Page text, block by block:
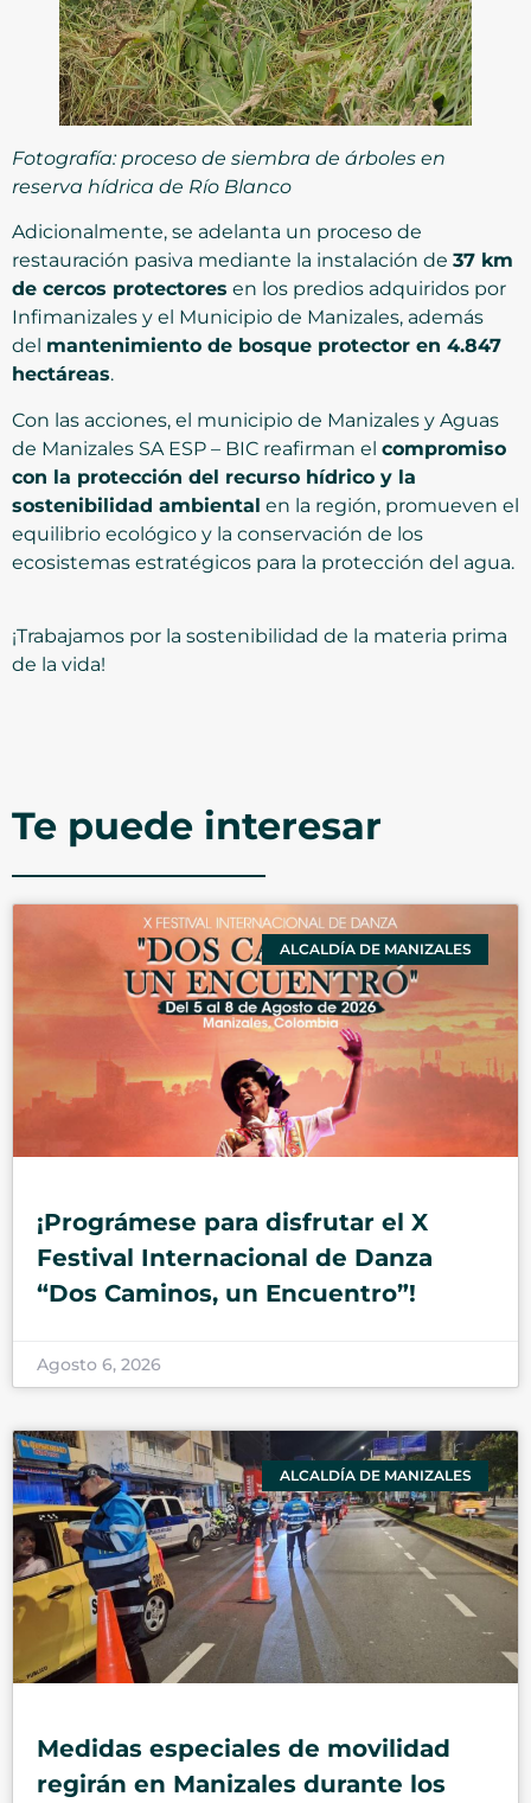
Fotografía: proceso de siembra de árboles en
reserva hídrica de Río Blanco
Adicionalmente, se adelanta un proceso de
restauración pasiva mediante la instalación de 37 km
de cercos protectores en los predios adquiridos por
Infimanizales y el Municipio de Manizales, además
del mantenimiento de bosque protector en 4.847
hectáreas.
Con las acciones, el municipio de Manizales y Aguas
de Manizales SA ESP – BIC reafirman el compromiso
con la protección del recurso hídrico y la
sostenibilidad ambiental en la región, promueven el
equilibrio ecológico y la conservación de los
ecosistemas estratégicos para la protección del agua.
¡Trabajamos por la sostenibilidad de la materia prima
de la vida!
Te puede interesar
ALCALDÍA DE MANIZALES
¡Prográmese para disfrutar el X
Festival Internacional de Danza
“Dos Caminos, un Encuentro”!
Agosto 6, 2026
ALCALDÍA DE MANIZALES
Medidas especiales de movilidad
regirán en Manizales durante los